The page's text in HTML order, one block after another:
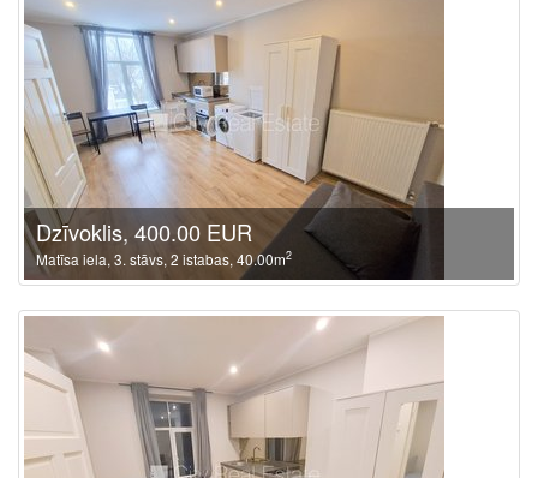
Dzīvoklis, 400.00 EUR
Matīsa iela, 3. stāvs, 2 istabas, 40.00m2